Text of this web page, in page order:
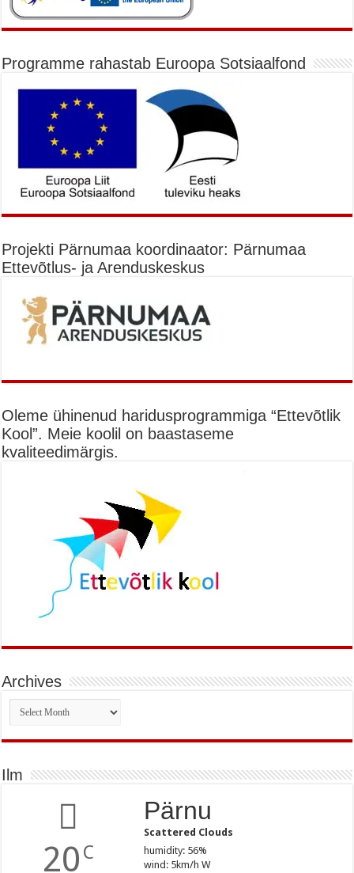
Programme rahastab Euroopa Sotsiaalfond
Projekti Pärnumaa koordinaator: Pärnumaa
Ettevõtlus- ja Arenduskeskus
Oleme ühinenud haridusprogrammiga “Ettevõtlik
Kool”. Meie koolil on baastaseme
kvaliteedimärgis.
Archives
Archives
Ilm
20 C
Pärnu
Scattered Clouds
humidity: 56%
wind: 5km/h W